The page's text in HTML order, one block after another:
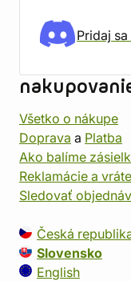
Pridaj
Všetko o nákupe
Doprava a Platba
Ako balíme
Reklamácie a
Sledovať
Česká
Slovensko
English